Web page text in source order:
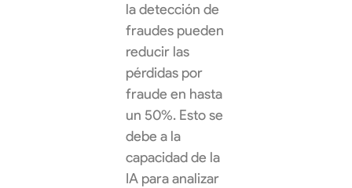
la detección de
fraudes pueden
reducir las
pérdidas por
fraude en hasta
un 50%. Esto se
debe a la
capacidad de la
IA para analizar